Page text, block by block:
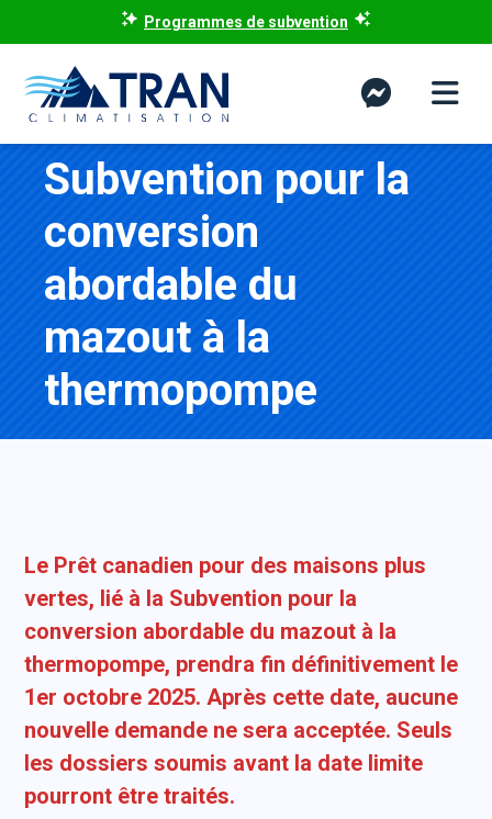
Programmes de subvention
Subvention pour la
conversion
abordable du
mazout à la
thermopompe
Le Prêt canadien pour des maisons plus
vertes, lié à la Subvention pour la
conversion abordable du mazout à la
thermopompe, prendra fin définitivement le
1er octobre 2025. Après cette date, aucune
nouvelle demande ne sera acceptée. Seuls
les dossiers soumis avant la date limite
pourront être traités.